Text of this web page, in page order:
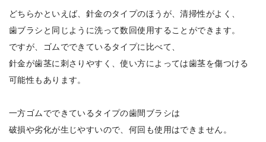
どちらかといえば、針金のタイプのほうが、清掃性がよく、
歯ブラシと同じように洗って数回使用することができます。
ですが、ゴムでできているタイプに比べて、
針金が歯茎に刺さりやすく、使い方によっては歯茎を傷つける
可能性もあります。
一方ゴムでできているタイプの歯間ブラシは
破損や劣化が生じやすいので、何回も使用はできません。